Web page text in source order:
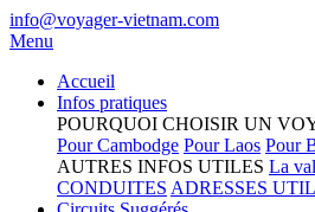
info@voyager-vietnam.com
Menu
Accueil
Infos pratiques
POURQUOI CHOISIR UN
Pour Cambodge Pour Laos Pour
AUTRES INFOS UTILES La
CONDUITES ADRESSES